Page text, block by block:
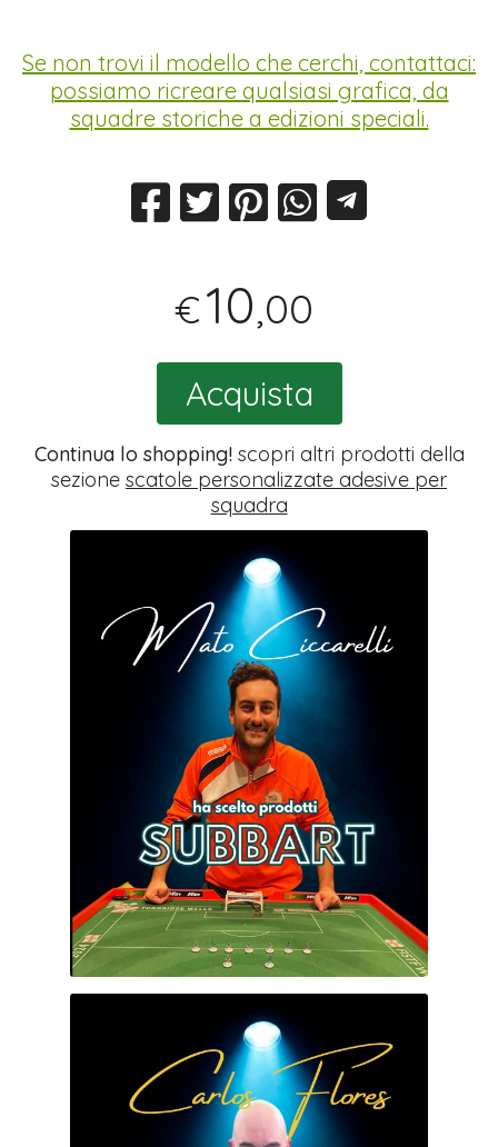
Se non trovi il modello che cerchi, contattaci:
possiamo ricreare qualsiasi grafica, da
squadre storiche a edizioni speciali.
€10,00
Acquista
Continua lo shopping!scopri altri prodotti della
sezione scatole personalizzate adesive per
squadra